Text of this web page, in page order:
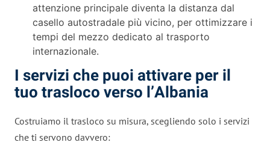
attenzione principale diventa la distanza dal
casello autostradale più vicino, per ottimizzare i
tempi del mezzo dedicato al trasporto
internazionale.
I servizi che puoi attivare per il
tuo trasloco verso l’Albania
Costruiamo il trasloco su misura, scegliendo solo i servizi
che ti servono davvero: